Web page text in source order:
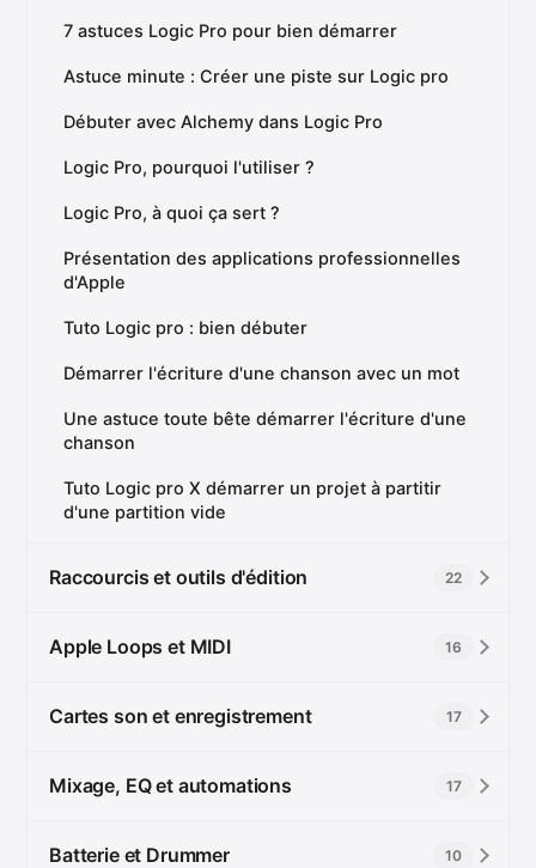
7 astuces Logic Pro pour bien démarrer
Astuce minute : Créer une piste sur Logic pro
Débuter avec Alchemy dans Logic Pro
Logic Pro, pourquoi l'utiliser ?
Logic Pro, à quoi ça sert ?
Présentation des applications professionnelles
d'Apple
Tuto Logic pro : bien débuter
Démarrer l'écriture d'une chanson avec un mot
Une astuce toute bête démarrer l'écriture d'une
chanson
Tuto Logic pro X démarrer un projet à partitir
d'une partition vide
Raccourcis et outils d'édition 22
Apple Loops et MIDI 16
Cartes son et enregistrement 17
Mixage, EQ et automations 17
Batterie et Drummer 10